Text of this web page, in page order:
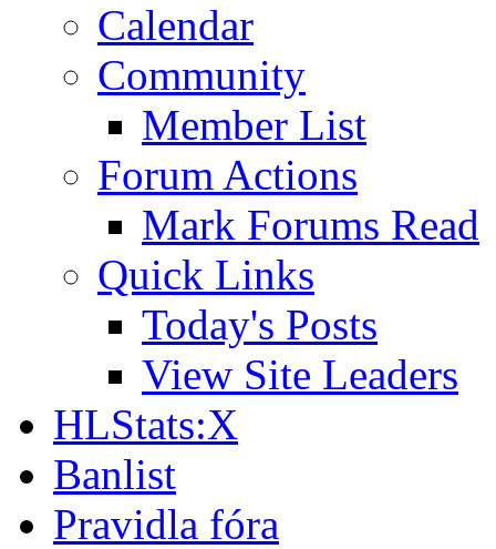
Calendar
Community
Member List
Forum Actions
Mark Forums Read
Quick Links
Today's Posts
View Site Leaders
HLStats:X
Banlist
Pravidla fóra